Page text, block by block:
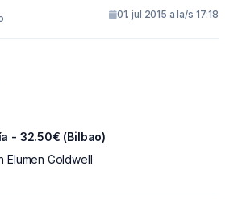
01. jul 2015 a la/s 17:18
- 32.50€ (Bilbao)
Elumen Goldwell